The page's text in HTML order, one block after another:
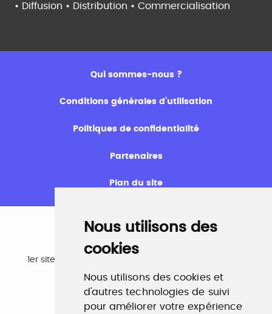
Nous utilisons des
cookies
Nous utilisons des cookies et
d'autres technologies de suivi
pour améliorer votre expérience
• Diffusion • Distribution • Commercialisation
Qui sommes-nous ?
Conditions générales d’utilisation
Politiques de confidentialité
Partenaires
Plan du site
Emploi
1er site emploi du secteur culturel 784.000 visites et
www.profilculture.com